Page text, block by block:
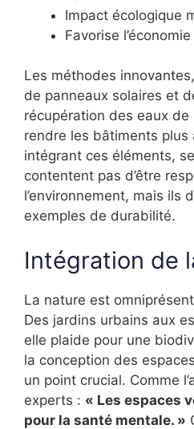
Impact écologique
Favorise
Les méthodes
de panneaux solaires et
récupération des eaux
rendre les bâtiments
intégrant ces éléments,
contentent pas d’être
l’environnement, mais ils
exemples de durabilité.
Intégration de
La nature est
Des jardins urbains aux
elle plaide pour une
la conception des
un point crucial. Comme
experts : « Les espaces
pour la santé mentale. »